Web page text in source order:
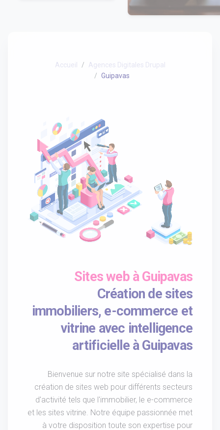
Accueil
Agences Digitales Drupal
Guipavas
Sites web à Guipavas
Création de sites
immobiliers, e-commerce et
vitrine avec intelligence
artificielle à Guipavas
Bienvenue sur notre site spécialisé dans la
création de sites web pour différents secteurs
d'activité tels que l'immobilier, le e-commerce
et les sites vitrine. Notre équipe passionnée met
à votre disposition toute son expertise pour